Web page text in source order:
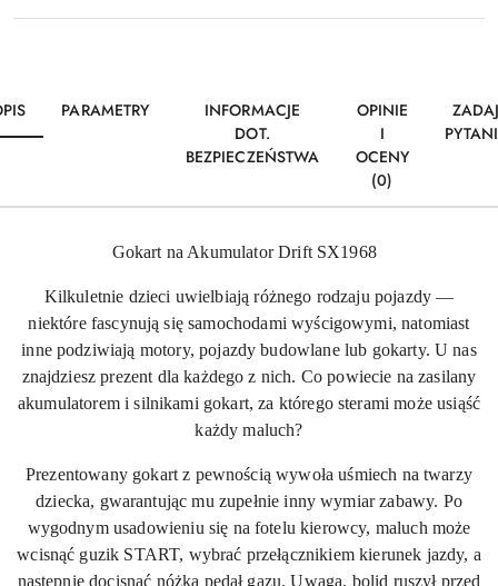
PARAMETRY
INFORMACJE
DOT.
BEZPIECZEŃSTWA
OPINIE
I
OCENY
(0)
Gokart na Akumulator Drift SX1968
Kilkuletnie dzieci uwielbiają różnego rodzaju pojazdy —
niektóre fascynują się samochodami wyścigowymi, natomiast
inne podziwiają motory, pojazdy budowlane lub gokarty. U nas
znajdziesz prezent dla każdego z nich. Co powiecie na zasilany
akumulatorem i silnikami gokart, za którego sterami może usiąść
każdy maluch?
Prezentowany gokart z pewnością wywoła uśmiech na twarzy
dziecka, gwarantując mu zupełnie inny wymiar zabawy. Po
wygodnym usadowieniu się na fotelu kierowcy, maluch może
wcisnąć guzik START, wybrać przełącznikiem kierunek jazdy, a
następnie docisnąć nóżką pedał gazu. Uwaga, bolid ruszył przed